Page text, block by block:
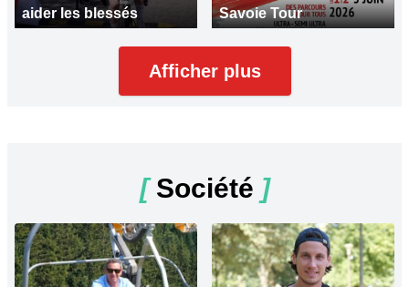
aider les blessés
Savoie Tour
Afficher plus
[Société ]